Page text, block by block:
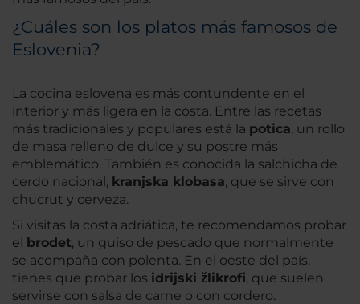
¿Cuáles son los platos más famosos de
Eslovenia?
La cocina eslovena es más contundente en el
interior y más ligera en la costa. Entre las recetas
más tradicionales y populares está la potica, un rollo
de masa relleno de dulce y su postre más
emblemático. También es conocida la salchicha de
cerdo nacional, kranjska klobasa, que se sirve con
chucrut y cerveza.
Si visitas la costa adriática, te recomendamos probar
el brodet, un guiso de pescado que normalmente
se acompaña con polenta. En el oeste del país,
tienes que probar los idrijski žlikrofi, que suelen
servirse con salsa de carne o con cordero.